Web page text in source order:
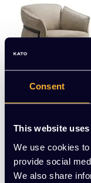
Consent
This website
We use cookies
provide social
We also share